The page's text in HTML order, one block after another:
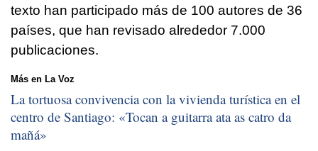
texto han participado más de 100 autores de 36
países, que han revisado alrededor 7.000
publicaciones.
Más en La Voz
La tortuosa convivencia con la vivienda turística en el
centro de Santiago: «Tocan a guitarra ata as catro da
mañá»